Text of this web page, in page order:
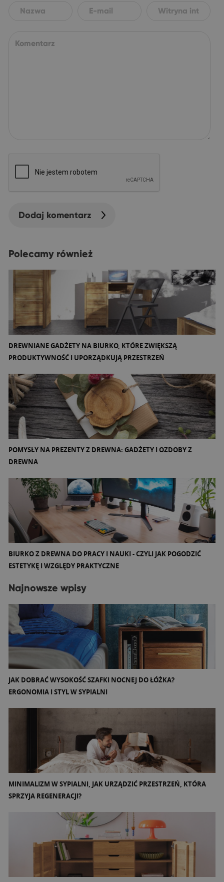
Dodaj komentarz
Polecamy również
DREWNIANE GADŻETY NA BIURKO, KTÓRE ZWIĘKSZĄ
PRODUKTYWNOŚĆ I UPORZĄDKUJĄ PRZESTRZEŃ
POMYSŁY NA PREZENTY Z DREWNA: GADŻETY I OZDOBY Z
DREWNA
BIURKO Z DREWNA DO PRACY I NAUKI - CZYLI JAK POGODZIĆ
ESTETYKĘ I WZGLĘDY PRAKTYCZNE
Najnowsze wpisy
JAK DOBRAĆ WYSOKOŚĆ SZAFKI NOCNEJ DO ŁÓŻKA?
ERGONOMIA I STYL W SYPIALNI
MINIMALIZM W SYPIALNI, JAK URZĄDZIĆ PRZESTRZEŃ, KTÓRA
SPRZYJA REGENERACJI?